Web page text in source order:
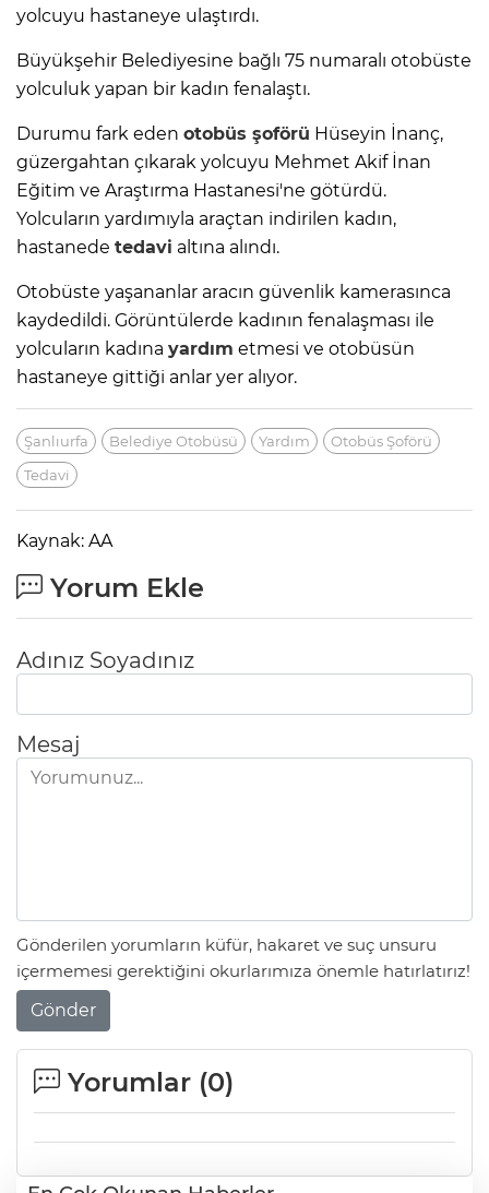
yolcuyu hastaneye ulaştırdı.
Büyükşehir Belediyesine bağlı 75 numaralı otobüste
yolculuk yapan bir kadın fenalaştı.
Durumu fark eden otobüs şoförü Hüseyin İnanç,
güzergahtan çıkarak yolcuyu Mehmet Akif İnan
Eğitim ve Araştırma Hastanesi'ne götürdü.
Yolcuların yardımıyla araçtan indirilen kadın,
hastanede tedavi altına alındı.
Otobüste yaşananlar aracın güvenlik kamerasınca
kaydedildi. Görüntülerde kadının fenalaşması ile
yolcuların kadına yardım etmesi ve otobüsün
hastaneye gittiği anlar yer alıyor.
Şanlıurfa Belediye Otobüsü Yardım
Otobüs Şoförü
Tedavi
Kaynak: AA
Yorum Ekle
Adınız Soyadınız
Mesaj
Gönderilen yorumların küfür, hakaret ve suç unsuru
içermemesi gerektiğini okurlarımıza önemle hatırlatırız!
Gönder
Yorumlar (0)